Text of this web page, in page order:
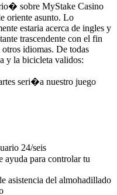
sobre MyStake Casino
oriente asunto. Lo
estaria acerca de ingles y
trascendente con el fin
idiomas. De todas
y la bicicleta validos:
seri�a nuestro juego
24/seis
ayuda para controlar tu
asistencia del almohadillado